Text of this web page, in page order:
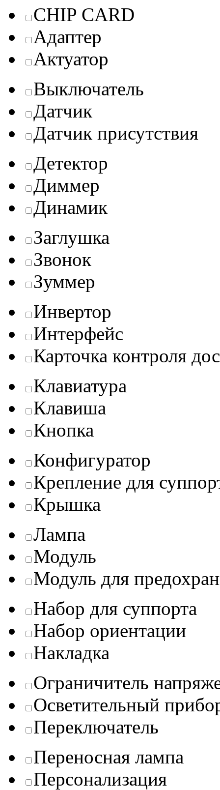
CHIP CARD
Адаптер
Актуатор
Выключатель
Датчик
Датчик присутствия
Детектор
Диммер
Динамик
Заглушка
Звонок
Зуммер
Инвертор
Интерфейс
Карточка контроля
Клавиатура
Клавиша
Кнопка
Конфигуратор
Крепление для
Крышка
Лампа
Модуль
Модуль для
Набор для суппорта
Набор ориентации
Накладка
Ограничитель
Осветительный
Переключатель
Переносная лампа
Персонализация